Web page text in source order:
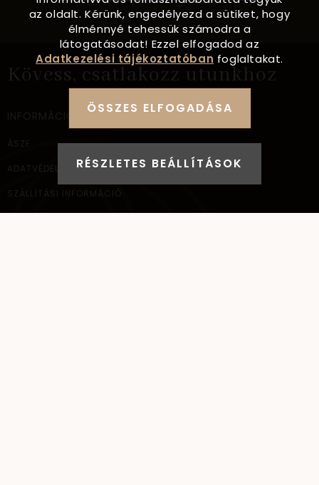
Kövess, csatlakozz utunkhoz
INFORMÁCIÓ
ÁSZF
ADATVÉDELEM
SZÁLLÍTÁSI INFORMÁCIÓ
az oldalt. Kérünk, engedélyezd a sütiket, hogy
élménnyé tehessük számodra a
látogatásodat! Ezzel elfogadod az
Adatkezelési tájékoztatóban foglaltakat.
ÖSSZES ELFOGADÁSA
RÉSZLETES BEÁLLÍTÁSOK